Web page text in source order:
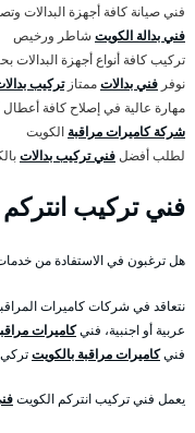
فني صيانة كافة أجهزة البدالات
فني بدالة الكويت شاطر ورخيص
تركيب كافة أنواع أجهزة البدالات
نوفر فني بدالاتممتازتركيب
مهارة عالية في إصلاح كافة أعطال
شركة كاميرات مراقبة الكويت
لطلب أفضلفني تركيب بدالات
فني تركيب انتركم
هل ترغبون في الاستفادة من
نتعاقد في شركات كاميرات
عربية أو اجنبية، فنيكاميرات
فنيكاميرات مراقبة بالكويتتركي
يعمل فني تركيب انتركم الكويت